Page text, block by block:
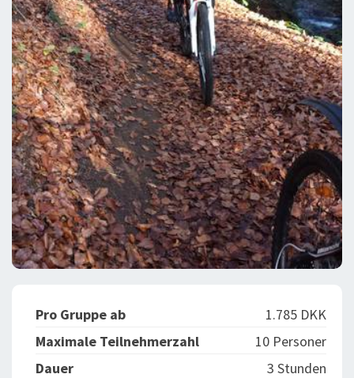
Pro Gruppe ab
1.785 DKK
Maximale Teilnehmerzahl
10 Personer
Dauer
3 Stunden